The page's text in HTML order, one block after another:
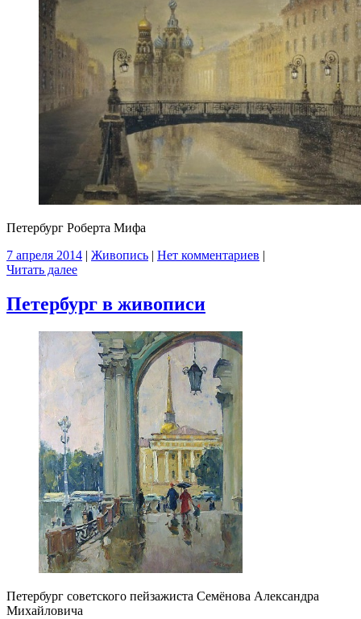
Петербург Роберта Мифа
7 апреля 2014 | Живопись | Нет комментариев |
Читать далее
Петербург в живописи
Петербург советского пейзажиста Семёнова Александра
Михайловича